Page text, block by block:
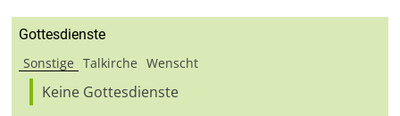
Gottesdienste
Sonstige
Talkirche Wenscht
Keine Gottesdienste